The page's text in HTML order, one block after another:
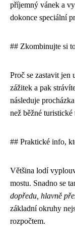
příjemný vánek a
dokonce speciální
## Zkombinujte si
Proč se zastavit jen
zážitek a pak
následuje
než běžné turistické
## Praktické info,
Většina lodí
mostu. Snadno se
dopředu, hlavně
základní okruhy
rozpočtem.